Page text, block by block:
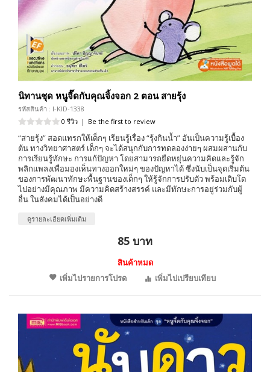
นิทานชุด หนูจี๊ดกับคุณจิ้งจอก 2 ตอน สายรุ้ง
รหัสสินค้า : I-KID-1338
0 รีวิว | Be the first to review
“สายรุ้ง” สอดแทรกให้เด็กๆ เรียนรู้เรื่อง “รุ้งกินน้ำ” อันเป็นความรู้เบื้อง
ต้น ทางวิทยาศาสตร์ เด็กๆ จะได้สนุกกับการทดลองง่ายๆ ผสมผสานกับ
การเรียนรู้ทักษะ การแก้ปัญหา โดยสามารถยืดหยุ่นความคิดและรู้จัก
พลิกแพลงเพื่อมองเห็นทางออกใหม่ๆ ของปัญหาได้ ซึ่งนับเป็นจุดเริ่มต้น
ของการพัฒนาทักษะพื้นฐานของเด็กๆ ให้รู้จักการปรับตัว พร้อมเติบโต
ไปอย่างมีคุณภาพ มีความคิดสร้างสรรค์ และมีทักษะการอยู่ร่วมกับผู้
อื่น ในสังคมได้เป็นอย่างดี
ดูรายละเอียดเพิ่มเติม
85 บาท
สินค้าหมด
เพิ่มไปรายการโปรด
เพิ่มไปเปรียบเทียบ